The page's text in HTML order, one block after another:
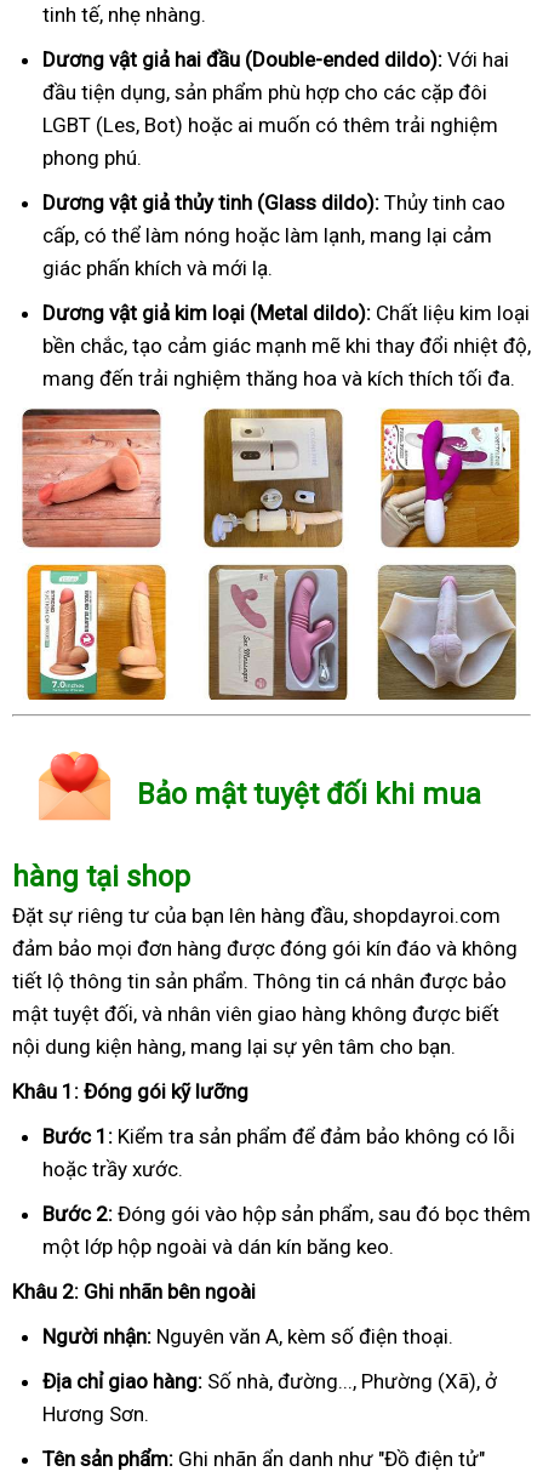
tinh tế, nhẹ nhàng.
Dương vật giả hai đầu (Double-ended dildo): Với hai
đầu tiện dụng, sản phẩm phù hợp cho các cặp đôi
LGBT (Les, Bot) hoặc ai muốn có thêm trải nghiệm
phong phú.
Dương vật giả thủy tinh (Glass dildo): Thủy tinh cao
cấp, có thể làm nóng hoặc làm lạnh, mang lại cảm
giác phấn khích và mới lạ.
Dương vật giả kim loại (Metal dildo): Chất liệu kim loại
bền chắc, tạo cảm giác mạnh mẽ khi thay đổi nhiệt độ,
mang đến trải nghiệm thăng hoa và kích thích tối đa.
Bảo mật tuyệt đối khi mua
hàng tại shop
Đặt sự riêng tư của bạn lên hàng đầu, shopdayroi.com
đảm bảo mọi đơn hàng được đóng gói kín đáo và không
tiết lộ thông tin sản phẩm. Thông tin cá nhân được bảo
mật tuyệt đối, và nhân viên giao hàng không được biết
nội dung kiện hàng, mang lại sự yên tâm cho bạn.
Khâu 1: Đóng gói kỹ lưỡng
Bước 1: Kiểm tra sản phẩm để đảm bảo không có lỗi
hoặc trầy xước.
Bước 2: Đóng gói vào hộp sản phẩm, sau đó bọc thêm
một lớp hộp ngoài và dán kín băng keo.
Khâu 2: Ghi nhãn bên ngoài
Người nhận: Nguyên văn A, kèm số điện thoại.
Địa chỉ giao hàng: Số nhà, đường..., Phường (Xã), ở
Hương Sơn.
Tên sản phẩm: Ghi nhãn ẩn danh như "Đồ điện tử"